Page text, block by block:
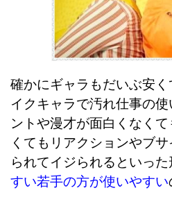
確かにギャラもだいぶ安
イクキャラで汚れ仕事の
ントや漫才が面白くなく
くてもリアクションやブ
られてイジられるといっ
すい若手の方が使いやすい